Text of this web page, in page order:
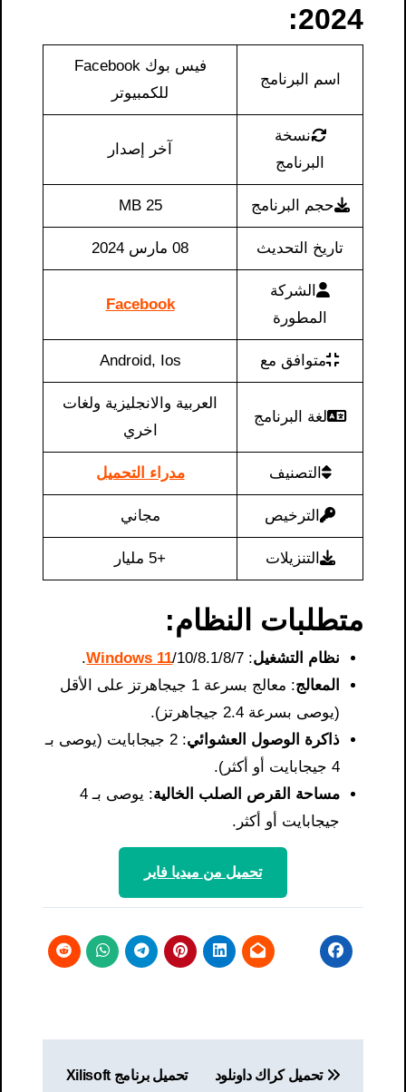
2024:
اسم البرنامج
فيس بوك Facebook
للكمبيوتر
نسخة
البرنامج
آخر إصدار
حجم البرنامج 25 MB
تاريخ التحديث 08 مارس 2024
الشركة
المطورة
Facebook
متوافق مع Android, Ios
لغة البرنامج
العربية والانجليزية ولغات
اخري
التصنيف مدراء التحميل
الترخيص مجاني
التنزيلات +5 مليار
متطلبات النظام:
نظام التشغيل:
Windows 11/10/8.1/8/7.
المعالج
: معالج بسرعة 1 جيجاهرتز على الأقل
(يوصى بسرعة 2.4 جيجاهرتز).
ذاكرة الوصول العشوائي
: 2 جيجابايت (يوصى بـ
4 جيجابايت أو أكثر).
مساحة القرص الصلب الخالية
: يوصى بـ 4
جيجابايت أو أكثر.
تحميل من ميديا ​​فاير
تحميل كراك داونلود تحميل برنامج Xilisoft